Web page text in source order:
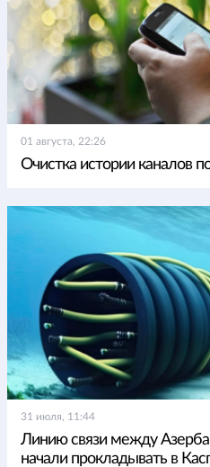
01 августа, 22:26
Очистка истории каналов
31 июля, 11:44
Линию связи между
начали прокладывать в